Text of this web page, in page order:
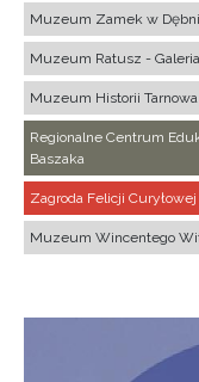
Muzeum Zamek w
Muzeum Ratusz -
Muzeum Historii
Regionalne Centrum
Baszaka
Zagroda Felicji
Muzeum Wincentego